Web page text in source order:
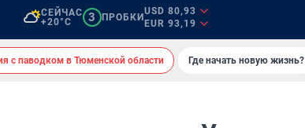
СЕЙЧАС
+20°C
3 ПРОБКИ
USD 80,93
EUR 93,19
с паводком в Тюменской области Где начать новую жизнь?